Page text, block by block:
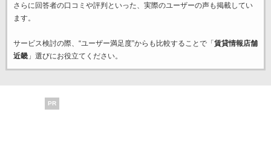
さらに回答者の口コミや評判といった、実際のユーザーの声も掲載してい
ます。
サービス検討の際、“ユーザー満足度”からも比較することで「 賃貸情報店舗
近畿」選びにお役立てください。
PR